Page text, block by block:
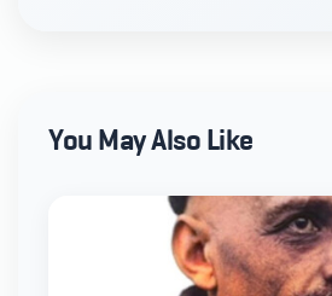
You May Also Like